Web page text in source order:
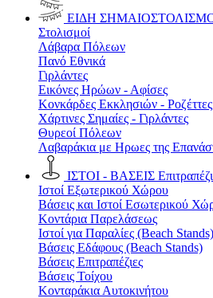
ΕΙΔΗ
Στολισμοί
Λάβαρα Πόλεων
Πανό Εθνικά
Γιρλάντες
Εικόνες Ηρώων - Αφίσες
Κονκάρδες Εκκλησιών - Ροζέττες
Χάρτινες Σημαίες - Γιρλάντες
Θυρεοί Πόλεων
Λαβαράκια με Ηρωες της
ΙΣΤΟΙ - ΒΑΣΕΙΣ
Ιστοί Εξωτερικού Χώρου
Βάσεις και Ιστοί Εσωτερικού
Κοντάρια Παρελάσεως
Ιστοί για Παραλίες (Beach Stands)
Βάσεις Εδάφους (Beach Stands)
Βάσεις Επιτραπέζιες
Βάσεις Τοίχου
Κονταράκια Αυτοκινήτου